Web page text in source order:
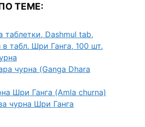
ТЕМЕ:
таблетки, Dashmul tab,
табл. Шри Ганга, 100 шт.
чурна (Ganga Dhara
Шри Ганга (Amla churna)
чурна Шри Ганга